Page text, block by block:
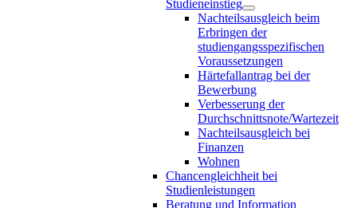
Studieneinstieg
Nachteilsausgleich beim
Erbringen der
studiengangsspezifischen
Voraussetzungen
Härtefallantrag bei der
Bewerbung
Verbesserung der
Durchschnittsnote/Wartezeit
Nachteilsausgleich bei
Finanzen
Wohnen
Chancengleichheit bei
Studienleistungen
Beratung und Information